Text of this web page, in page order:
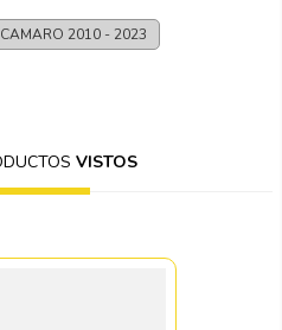
CAMARO 2010 - 2023
VISTOS